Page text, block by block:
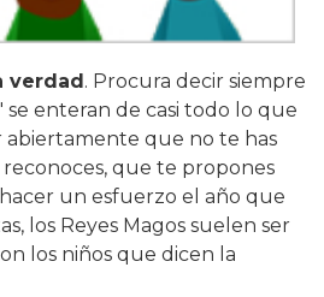
verdad. Procura decir siempre
se enteran de casi todo lo que
abiertamente que no te has
que te propones
un esfuerzo el año que
los Reyes Magos suelen ser
los niños que dicen la